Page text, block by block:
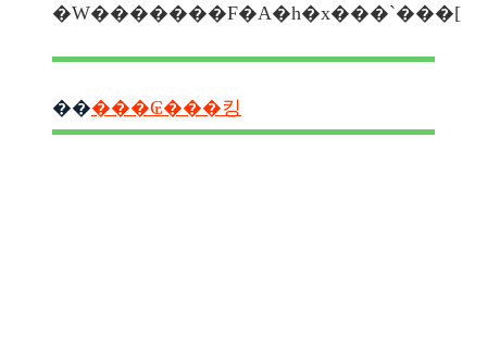
�W�������F�A�h�x���`���[
�����₢���킹